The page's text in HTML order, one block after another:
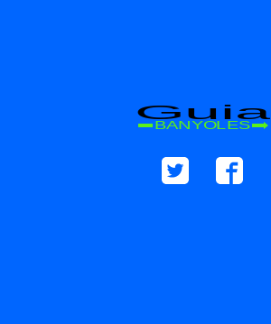
Guia
BANYOLES